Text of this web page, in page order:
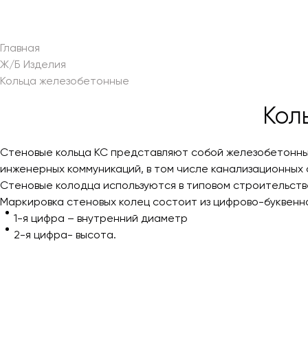
Главная
Ж/Б Изделия
Кольца железобетонные
Стеновые кольца КС представляют собой
инженерных коммуникаций, в том числе
Стеновые колодца используются в типовом
Маркировка стеновых колец состоит из цифрово-
1-я цифра – внутренний диаметр
2-я цифра- высота.